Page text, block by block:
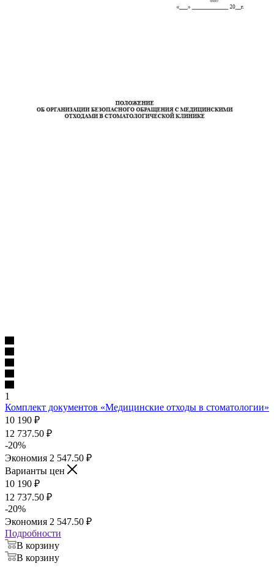
1
Комплект документов «Медицинские отходы в стоматологии»
10 190 ₽
12 737.50 ₽
-20%
Экономия 2 547.50 ₽
Варианты цен
10 190 ₽
12 737.50 ₽
-20%
Экономия 2 547.50 ₽
Подробности
В корзину
В корзину